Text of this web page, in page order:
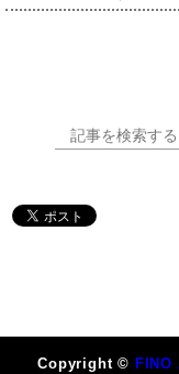
Copyright ©